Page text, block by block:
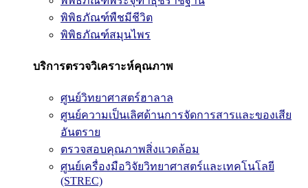
พิพิธภัณฑ์พืชมีชีวิต
พิพิธภัณฑ์สมุนไพร
บริการตรวจวิเคราะห์คุณภาพ
ศูนย์วิทยาศาสตร์ฮาลาล
ศูนย์ความเป็นเลิศด้านการจัดการสารและของเสีย
อันตราย
ตรวจสอบคุณภาพสิ่งแวดล้อม
ศูนย์เครื่องมือวิจัยวิทยาศาสตร์และเทคโนโลยี
(STREC)